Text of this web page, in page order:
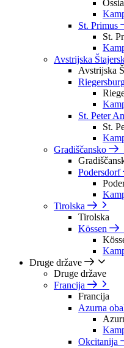
St. Primus
St.
Avstrijska
Avstrijska
St. Peter
St.
Gradiščansko
Podersdorf
Tirolska
Tirolska
Kössen
Druge države
Druge države
Francija
Francija
Azurna
Okcitanija